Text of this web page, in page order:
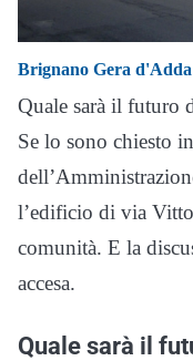
Brignano Gera d'Adda
Quale sarà il futuro
Se lo sono chiesto
l’edificio di via
comunità. E la
accesa.
Quale sarà il